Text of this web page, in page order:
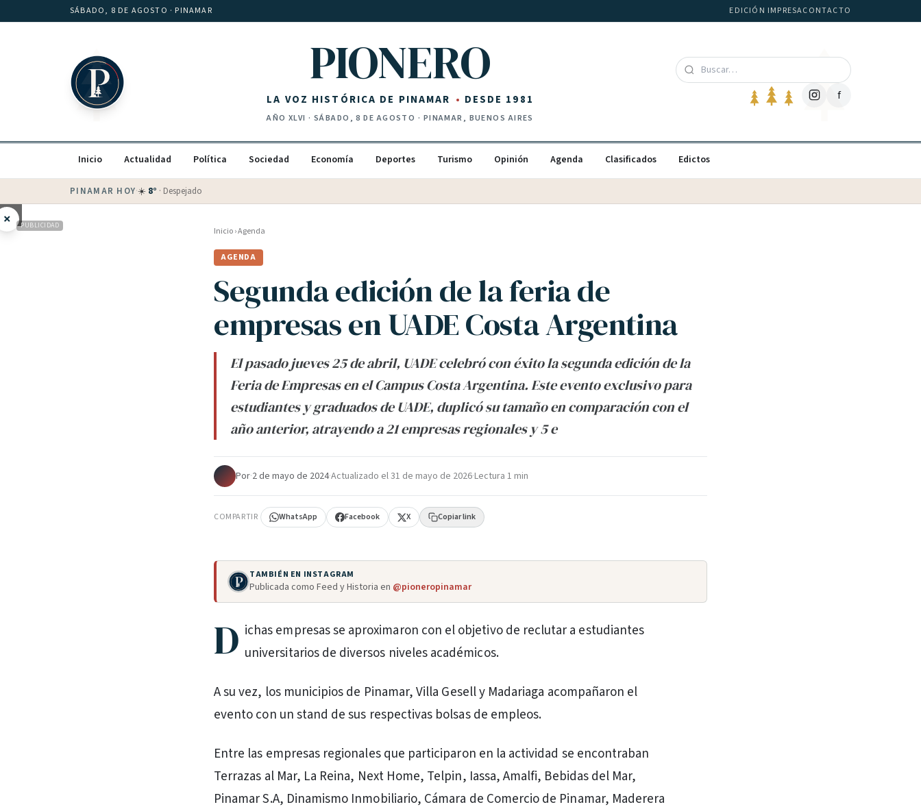
Saltar al contenidoSÁBADO, 8 DE AGOSTO · PINAMAR EDICIÓN IMPRESACONTACTO
PIONERO
LA VOZ HISTÓRICA DE PINAMAR DESDE 1981
AÑO XLVI · SÁBADO, 8 DE AGOSTO · PINAMAR, BUENOS AIRES
f
Inicio Actualidad Política Sociedad Economía Deportes Turismo Opinión Agenda Clasificados Edictos
PINAMAR HOY·💵 Dólar blue$1525
× PUBLICIDAD Inicio›Agenda
AGENDA
Segunda edición de la feria de
empresas en UADE Costa Argentina
El pasado jueves 25 de abril, UADE celebró con éxito la segunda edición de la
Feria de Empresas en el Campus Costa Argentina. Este evento exclusivo para
estudiantes y graduados de UADE, duplicó su tamaño en comparación con el
año anterior, atrayendo a 21 empresas regionales y 5 e
Por·2 de mayo de 2024·Actualizado el31 de mayo de 2026·Lectura 1 min
COMPARTIR WhatsApp Facebook X Copiar link
TAMBIÉN EN INSTAGRAM
Publicada como Feed y Historia en @pioneropinamar
D ichas empresas se aproximaron con el objetivo de reclutar a estudiantes
universitarios de diversos niveles académicos.
A su vez, los municipios de Pinamar, Villa Gesell y Madariaga acompañaron el
evento con un stand de sus respectivas bolsas de empleos.
Entre las empresas regionales que participaron en la actividad se encontraban
Terrazas al Mar, La Reina, Next Home, Telpin, Iassa, Amalfi, Bebidas del Mar,
Pinamar S.A, Dinamismo Inmobiliario, Cámara de Comercio de Pinamar, Maderera